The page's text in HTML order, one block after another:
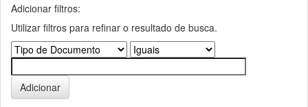
Adicionar filtros:
Utilizar filtros para refinar o resultado de busca.